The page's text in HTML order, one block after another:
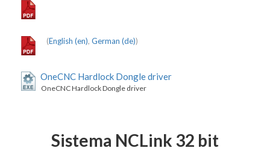
(English (en), German (de))
OneCNC Hardlock Dongle driver
OneCNC Hardlock Dongle driver
Sistema NCLink 32 bit